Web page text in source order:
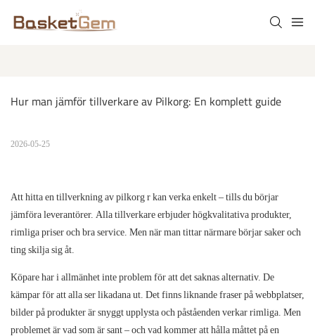
Hur man jämför tillverkare av Pilkorg: En komplett guide
2026-05-25
Att hitta en tillverkning av pilkorgrkan verka enkelt – tills du börjar
jämföra leverantörer. Alla tillverkare erbjuder högkvalitativa produkter,
rimliga priser och bra service. Men när man tittar närmare börjar saker och
ting skilja sig åt.
Köpare har i allmänhet inte problem för att det saknas alternativ. De
kämpar för att alla ser likadana ut. Det finns liknande fraser på webbplatser,
bilder på produkter är snyggt upplysta och påståenden verkar rimliga. Men
problemet är vad som är sant – och vad kommer att hålla måttet på en